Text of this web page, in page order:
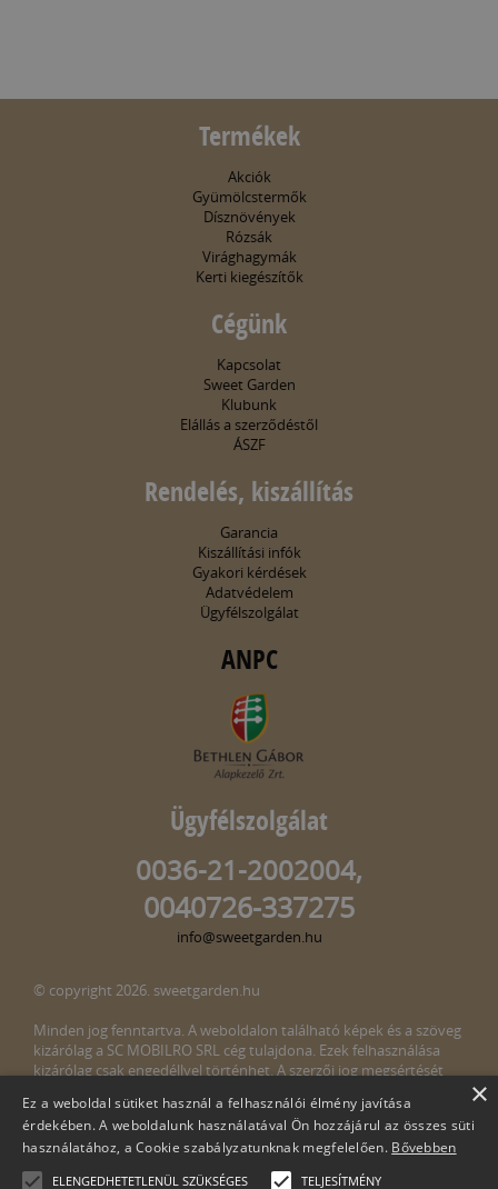
Termékek
Akciók
Gyümölcstermők
Dísznövények
Rózsák
Virághagymák
Kerti kiegészítők
Cégünk
Kapcsolat
Sweet Garden
Klubunk
Elállás a szerződéstől
ÁSZF
Rendelés, kiszállítás
Garancia
Kiszállítási infók
Gyakori kérdések
Adatvédelem
Ügyfélszolgálat
ANPC
Ügyfélszolgálat
0036-21-2002004,
0040726-337275
info@sweetgarden.hu
© copyright 2026. sweetgarden.hu
Minden jog fenntartva. A weboldalon található képek és a szöveg
kizárólag a SC MOBILRO SRL cég tulajdona. Ezek felhasználása
kizárólag csak engedéllyel történhet. A szerzői jog megsértését
megsértését észlelné, kérjük, jelezze ezt felénk a következő e-mail
címen:info@sweetgarden.hu
×
Ez a weboldal sütiket használ a felhasználói élmény javítása
érdekében. A weboldalunk használatával Ön hozzájárul az összes süti
használatához, a Cookie szabályzatunknak megfelelően. Bővebben
ELENGEDHETETLENÜL SZÜKSÉGES TELJESÍTMÉNY